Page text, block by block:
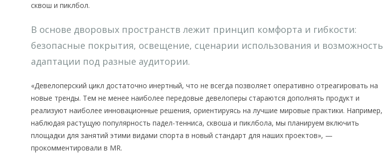
сквош и пиклбол.
В основе дворовых пространств лежит принцип комфорта и гибкости:
безопасные покрытия, освещение, сценарии использования и возможность
адаптации под разные аудитории.
«Девелоперский цикл достаточно инертный, что не всегда позволяет оперативно отреагировать на
новые тренды. Тем не менее наиболее передовые девелоперы стараются дополнять продукт и
реализуют наиболее инновационные решения, ориентируясь на лучшие мировые практики. Например,
наблюдая растущую популярность падел-тенниса, сквоша и пиклбола, мы планируем включить
площадки для занятий этими видами спорта в новый стандарт для наших проектов», —
прокомментировали в MR.